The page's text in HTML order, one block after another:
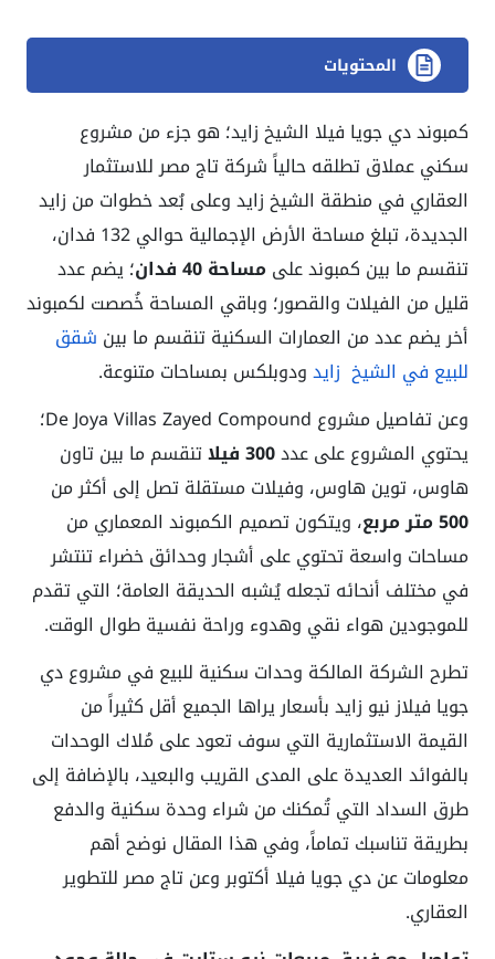
المحتويات
كمبوند دي جويا فيلا الشيخ زايد؛ هو جزء من مشروع
سكني عملاق تطلقه حالياً شركة تاج مصر للاستثمار
العقاري في منطقة الشيخ زايد وعلى بُعد خطوات من زايد
الجديدة، تبلغ مساحة الأرض الإجمالية حوالي 132 فدان،
تنقسم ما بين كمبوند علىمساحة 40 فدان
؛ يضم عدد
قليل من الفيلات والقصور؛ وباقي المساحة خُصصت لكمبوند
أخر يضم عدد من العمارات السكنية تنقسم ما بين شقق
للبيع في الشيخ زايدودوبلكس بمساحات متنوعة.
وعن تفاصيل مشروع De Joya Villas Zayed Compound؛
يحتوي المشروع على عدد300 فيلا
تنقسم ما بين تاون
هاوس، توين هاوس، وفيلات مستقلة تصل إلى أكثر من
500 متر مربع
، ويتكون تصميم الكمبوند المعماري من
مساحات واسعة تحتوي على أشجار وحدائق خضراء تنتشر
في مختلف أنحائه تجعله يُشبه الحديقة العامة؛ التي تقدم
للموجودين هواء نقي وهدوء وراحة نفسية طوال الوقت.
تطرح الشركة المالكة وحدات سكنية للبيع في مشروع دي
جويا فيلاز نيو زايد بأسعار يراها الجميع أقل كثيراً من
القيمة الاستثمارية التي سوف تعود على مُلاك الوحدات
بالفوائد العديدة على المدى القريب والبعيد، بالإضافة إلى
طرق السداد التي تُمكنك من شراء وحدة سكنية والدفع
بطريقة تناسبك تماماً، وفي هذا المقال نوضح أهم
معلومات عن دي جويا فيلا أكتوبر وعن تاج مصر للتطوير
العقاري.